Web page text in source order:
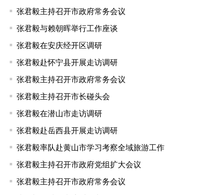
张君毅主持召开市政府常务会议
张君毅与赖朝晖举行工作座谈
张君毅在安庆经开区调研
张君毅赴怀宁县开展走访调研
张君毅主持召开市政府常务会议
张君毅主持召开市长碰头会
张君毅在潜山市走访调研
张君毅赴岳西县开展走访调研
张君毅率队赴黄山市学习考察全域旅游工作
张君毅主持召开市政府党组扩大会议
张君毅主持召开市政府常务会议